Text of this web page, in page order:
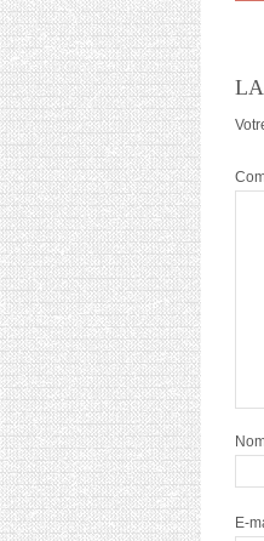
E-